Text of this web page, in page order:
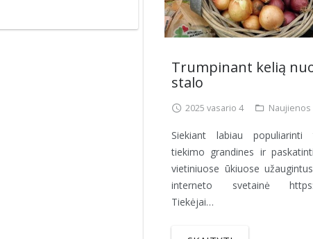
Trumpinant kelią
stalo
2025 vasario 4 Naujienos
Siekiant labiau populiarinti
tiekimo grandines ir
vietiniuose ūkiuose
interneto svetainė https://
Tiekėjai…